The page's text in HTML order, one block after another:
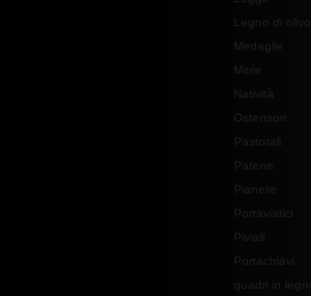
Legno di olivo
Medaglie
Mitrie
Natività
Ostensori
Pastorali
Patene
Pianete
Portaviatici
Piviali
Portachiavi
quadri in legno